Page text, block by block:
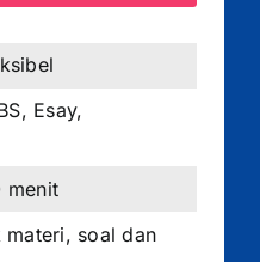
Esay,
menit
materi, soal dan